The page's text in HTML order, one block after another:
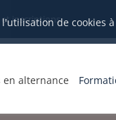
de cookies
inscriptions
en alternance